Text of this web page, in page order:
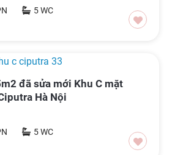
5 WC
đã sửa mới Khu C mặt
Hà Nội
5 WC